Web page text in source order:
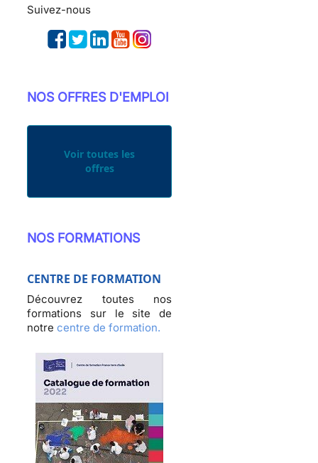
Suivez-nous
NOS OFFRES D'EMPLOI
Voir toutes les
offres
NOS FORMATIONS
CENTRE DE FORMATION
Découvrez toutes nos
formations sur le site de
notre centre de formation.